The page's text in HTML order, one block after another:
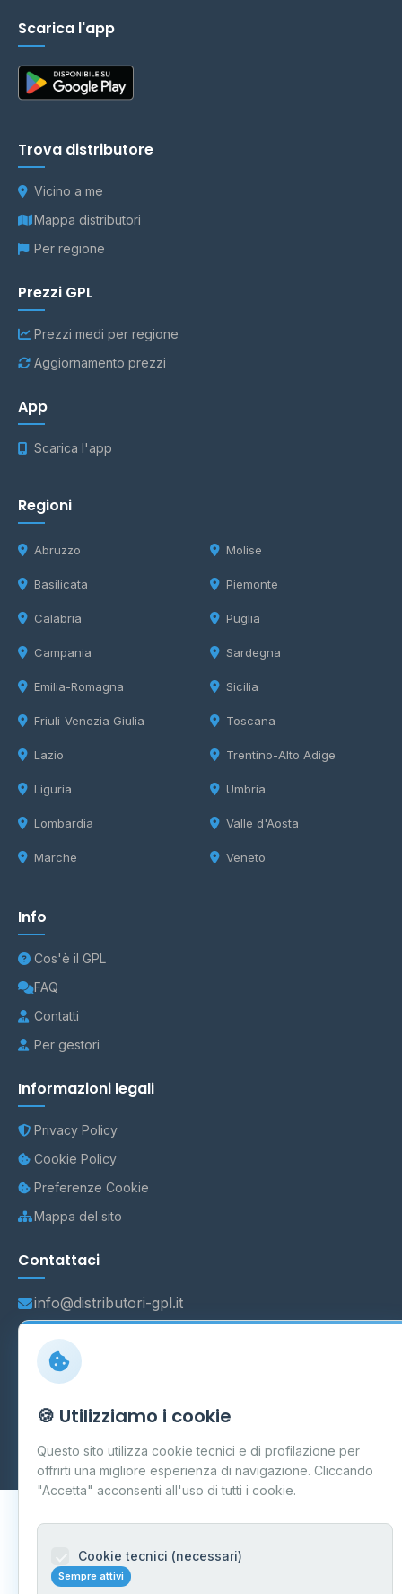
Scarica l'app
Trova distributore
Vicino a me
Mappa distributori
Per regione
Prezzi GPL
Prezzi medi per regione
Aggiornamento prezzi
App
Scarica l'app
Regioni
Abruzzo
Basilicata
Calabria
Campania
Emilia-Romagna
Friuli-Venezia Giulia
Lazio
Liguria
Lombardia
Marche
Molise
Piemonte
Puglia
Sardegna
Sicilia
Toscana
Trentino-Alto Adige
Umbria
Valle d'Aosta
Veneto
Info
Cos'è il GPL
FAQ
Contatti
Per gestori
Informazioni legali
Privacy Policy
Cookie Policy
Preferenze Cookie
Mappa del sito
Contattaci
info@distributori-gpl.it
Carpi P.IVA 03859300364
Dati forniti da Ministero delle Imprese e del Made in Italy
Aggiornamento quotidiano
🍪 Utilizziamo i cookie
Questo sito utilizza cookie tecnici e di profilazione per
offrirti una migliore esperienza di navigazione. Cliccando
"Accetta" acconsenti all'uso di tutti i cookie.
Cookie tecnici (necessari)
Sempre attivi